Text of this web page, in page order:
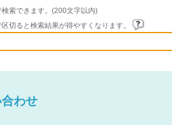
索できます。(200文字以内)
切ると検索結果が得やすくなります。
わせ